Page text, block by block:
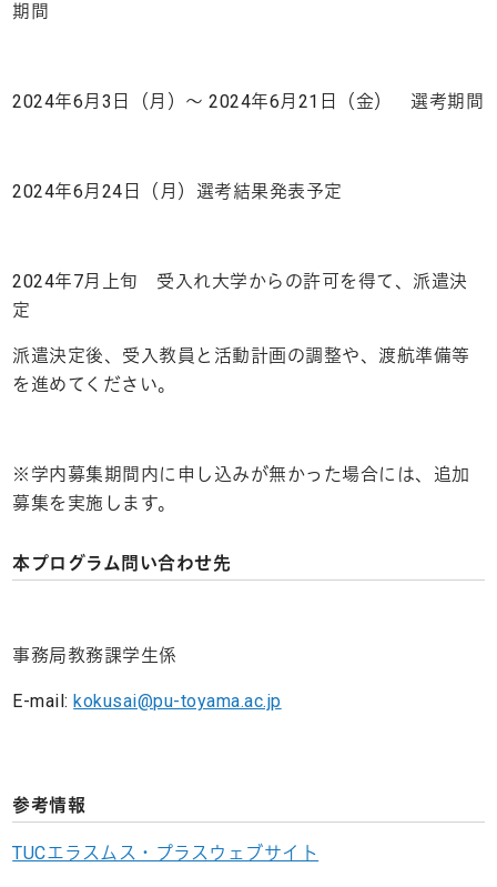
期間
2024年6月3日（月）～ 2024年6月21日（金） 選考期間
2024年6月24日（月）選考結果発表予定
2024年7月上旬 受入れ大学からの許可を得て、派遣決
定
派遣決定後、受入教員と活動計画の調整や、渡航準備等
を進めてください。
※学内募集期間内に申し込みが無かった場合には、追加
募集を実施します。
本プログラム問い合わせ先
事務局教務課学生係
E-mail: kokusai@pu-toyama.ac.jp
参考情報
TUCエラスムス・プラスウェブサイト